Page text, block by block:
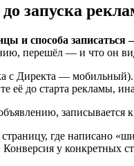
запуска
и способа
перешёл — и что он
с Директа —
её до старта рекламы,
записывается
страницу, где написано
у конкретных